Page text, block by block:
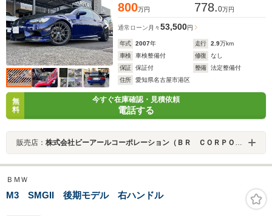
800万円 778.0万円
通常ローン 月々53,500円
年式 2007年 走行 2.9万km
車検
車検整備付 修復
なし
保証
保証付 整備
法定整備付
住所
愛知県名古屋市港区
無
料
今すぐ在庫確認・見積依頼
電話する
販売店： 株式会社ビーアールコーポレーション（ＢＲ ＣＯＲＰＯＲＡＴＩＯＮ）
ＢＭＷ
M3 SMGII 後期モデル 右ハンドル